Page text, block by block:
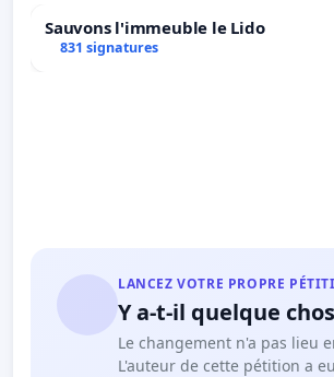
Sauvons l'immeuble le Lido
831 signatures
LANCEZ VOTRE PROPRE
Y a-t-il quelque
Le changement n'a pas lieu
L'auteur de cette pétition a